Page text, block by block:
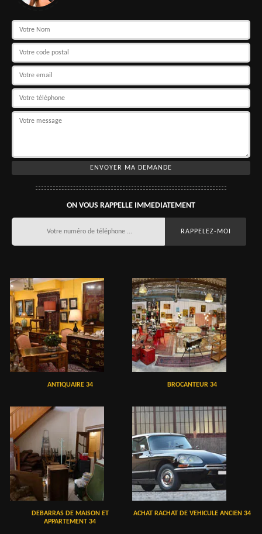
ON VOUS RAPPELLE IMMEDIATEMENT
ANTIQUAIRE 34 BROCANTEUR 34
DEBARRAS DE MAISON ET
APPARTEMENT 34
ACHAT RACHAT DE VEHICULE ANCIEN 34